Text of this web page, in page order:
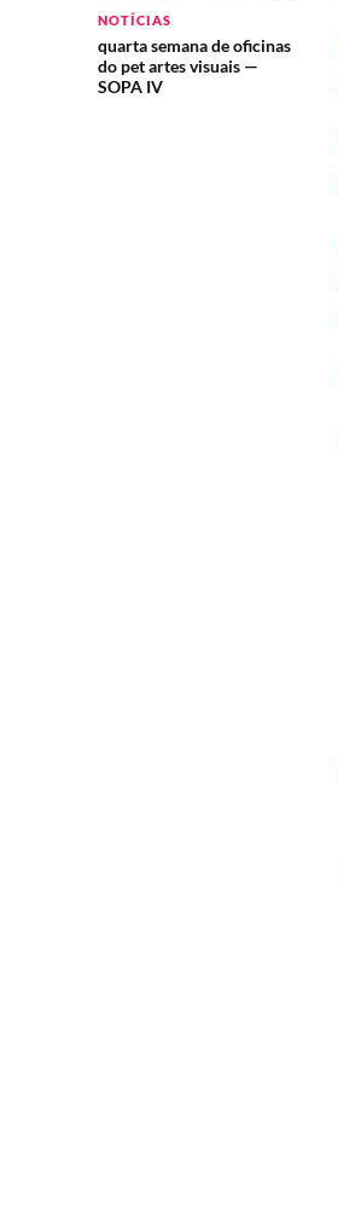
NOTÍCIAS
quarta semana de oficinas
do pet artes visuais —
SOPA IV